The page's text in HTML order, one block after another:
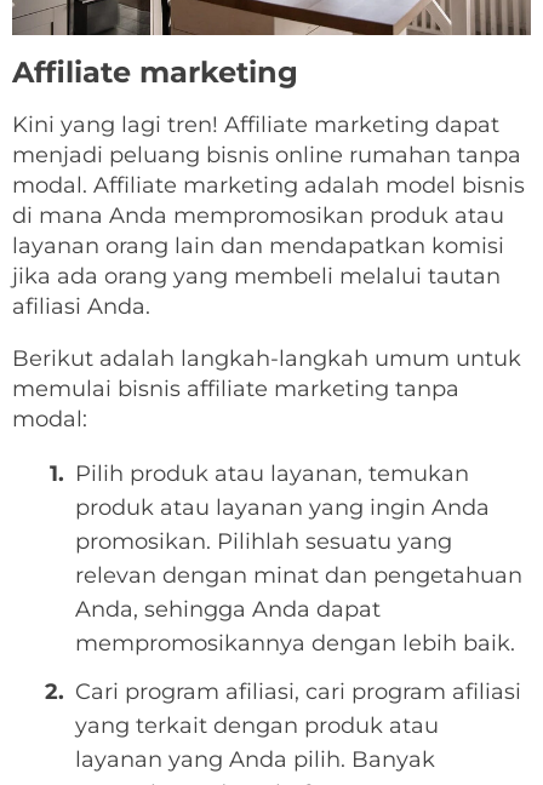
Affiliate marketing
Kini yang lagi tren! Affiliate marketing dapat
menjadi peluang bisnis online rumahan tanpa
modal. Affiliate marketing adalah model bisnis
di mana Anda mempromosikan produk atau
layanan orang lain dan mendapatkan komisi
jika ada orang yang membeli melalui tautan
afiliasi Anda.
Berikut adalah langkah-langkah umum untuk
memulai bisnis affiliate marketing tanpa
modal:
Pilih produk atau layanan, temukan
produk atau layanan yang ingin Anda
promosikan. Pilihlah sesuatu yang
relevan dengan minat dan pengetahuan
Anda, sehingga Anda dapat
mempromosikannya dengan lebih baik.
Cari program afiliasi, cari program afiliasi
yang terkait dengan produk atau
layanan yang Anda pilih. Banyak